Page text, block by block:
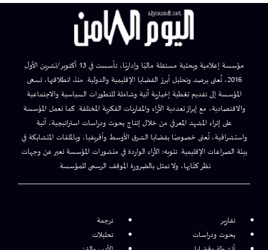
مؤسسة إعلامية وبحثية مستقلة ماليًا وإداريًا، تأسست في 13 أكتوبر/تشرين الأول
2016، تُعنى برصد وتحليل أبرز القضايا الإقليمية والدولية. منذ انطلاقتها، تسعى
المؤسسة إلى تقديم تغطية إخبارية آنية وشاملة للتطورات السياسية والاجتماعية
والاقتصادية، مع إبراز تعددية الآراء والمقاربات الفكرية المختلفة. كما تعمل المؤسسة
على إثراء المشهد المعرفي من خلال إنتاج بحوث ودراسات استراتيجية، آنية
واستشرافية، تُعنى خصوصًا بقضايا الشرق الأوسط وأفريقيا، وبالملفات المتشابكة في
بيئة الصراعات الإقليمية. تنويه: الآراء الواردة في منشورات المؤسسة تعبر عن وجهات
نظر كتّابها، ولا تمثل بالضرورة الموقف الرسمي للمؤسسة.
تقارير
ترجمة
بحوث ودراسات
تحليلات